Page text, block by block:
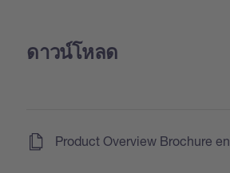
ดาวน์โหลด
Product Overview Brochure en